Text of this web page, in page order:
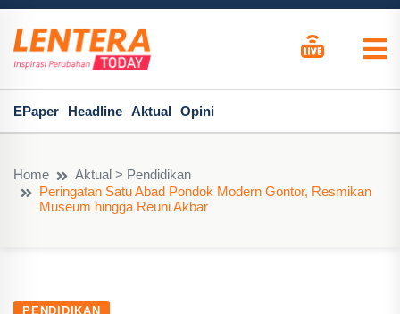
EPaper Headline Aktual Opini
Home
Aktual > Pendidikan
Peringatan Satu Abad Pondok Modern Gontor, Resmikan
Museum hingga Reuni Akbar
PENDIDIKAN